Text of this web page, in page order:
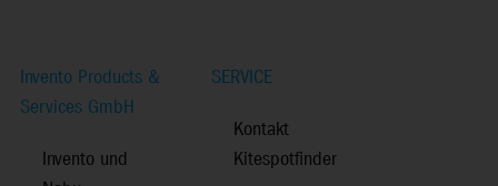
Invento Products &
Services GmbH
Invento und
SERVICE
Kontakt
Kitespotfinder